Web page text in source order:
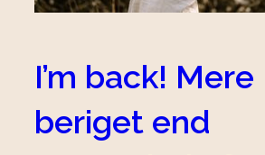
I’m back! Mere
beriget end